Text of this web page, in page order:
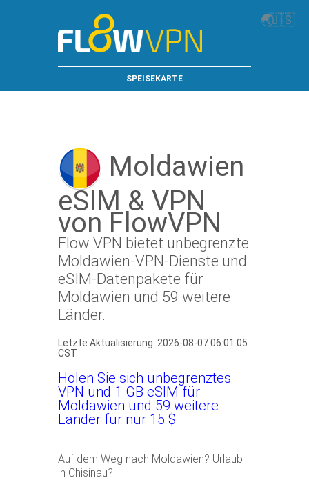
🌏🇺🇸
SPEISEKARTE
Moldawien
eSIM & VPN
von FlowVPN
Flow VPN bietet unbegrenzte
Moldawien-VPN-Dienste und
eSIM-Datenpakete für
Moldawien und 59 weitere
Länder.
Letzte Aktualisierung: 2026-08-07 06:01:05
CST
Holen Sie sich unbegrenztes
VPN und 1 GB eSIM für
Moldawien und 59 weitere
Länder für nur 15 $
Auf dem Weg nach Moldawien? Urlaub
in Chisinau?